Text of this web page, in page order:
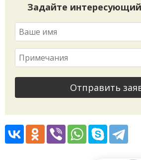
Задайте
Отправить